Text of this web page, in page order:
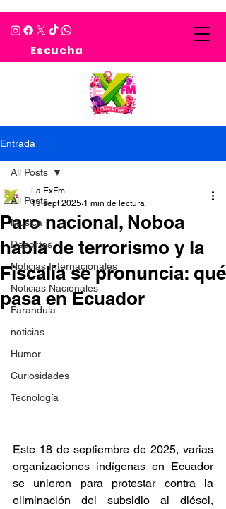
Escucha
Entrada
All Posts
Musica
Deportes
Noticias Internacionales
Noticias Nacionales
Farandula
noticias
Humor
Curiosidades
Tecnología
All Posts
Paro nacional, Noboa
habla de terrorismo y la
Fiscalía se pronuncia: qué
pasa en Ecuador
La ExFm
19 sept 2025 1 min de lectura
Este 18 de septiembre de 2025, varias
organizaciones indígenas en Ecuador
se unieron para protestar contra la
eliminación del subsidio al diésel,